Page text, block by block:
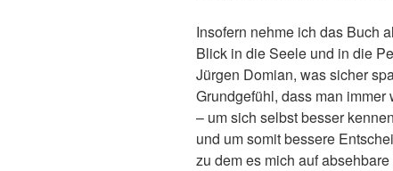
Insofern nehme ich das Buch
Blick in die Seele und in die
Jürgen Domian, was sicher
Grundgefühl, dass man
– um sich selbst besser
und um somit bessere
zu dem es mich auf